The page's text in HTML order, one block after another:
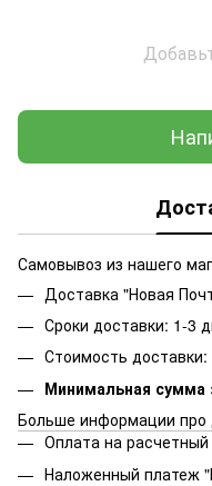
Самовывоз из нашего
Доставка "Новая
Сроки доставки: 1-3
Стоимость
Минимальная сумма
Больше информации про
Оплата на
Наложенный платеж